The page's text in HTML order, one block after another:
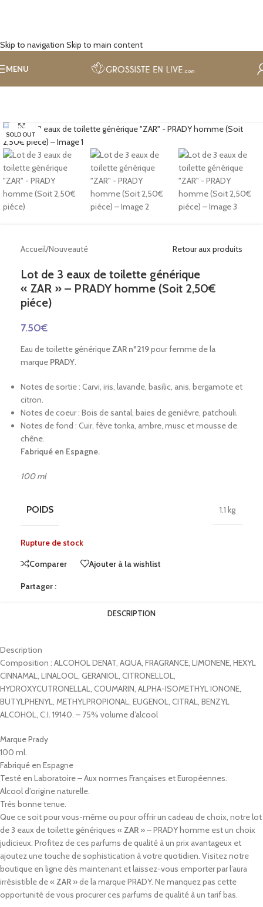
Skip to navigation Skip to main content
MENU
SOLD OUT
Cliquez pour agrandir
Accueil/Nouveauté Retour aux produits
Lot de 3 eaux de toilette générique
« ZAR » – PRADY homme (Soit 2,50€
piéce)
7.50€
Eau de toilette génériqueZAR nº219pour femme de la
marque PRADY.
Notes de sortie : Carvi, iris, lavande, basilic, anis, bergamote et
citron.
Notes de coeur : Bois de santal, baies de genièvre, patchouli.
Notes de fond : Cuir, fève tonka, ambre, musc et mousse de
chêne.
Fabriqué en Espagne.
100 ml
POIDS 1.1 kg
Rupture de stock
Comparer
Ajouter à la wishlist
Partager :
DESCRIPTION
Description
Composition : ALCOHOL DENAT, AQUA, FRAGRANCE, LIMONENE, HEXYL
CINNAMAL, LINALOOL, GERANIOL, CITRONELLOL,
HYDROXYCUTRONELLAL, COUMARIN, ALPHA-ISOMETHYL IONONE,
BUTYLPHENYL, METHYLPROPIONAL, EUGENOL, CITRAL, BENZYL
ALCOHOL, C.I. 19140. – 75% volume d’alcool
Marque Prady
100 ml.
Fabriqué en Espagne
Testé en Laboratoire – Aux normes Françaises et Européennes.
Alcool d’origine naturelle.
Très bonne tenue.
Que ce soit pour vous-même ou pour offrir un cadeau de choix, notre lot
de 3 eaux de toilette génériques «ZAR » – PRADY homme est un choix
judicieux. Profitez de ces parfums de qualité à un prix avantageux et
ajoutez une touche de sophistication à votre quotidien. Visitez notre
boutique en ligne dès maintenant et laissez-vous emporter par l’aura
irrésistible de «ZAR » de la marque PRADY. Ne manquez pas cette
opportunité de vous procurer ces parfums de qualité à un tarif bas.